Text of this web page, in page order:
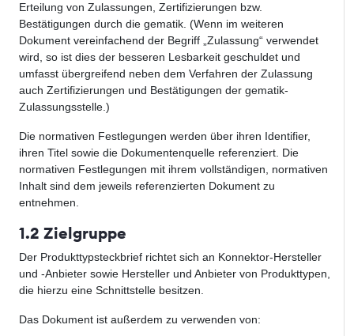
Erteilung von Zulassungen, Zertifizierungen bzw.
Bestätigungen durch die gematik. (Wenn im weiteren
Dokument vereinfachend der Begriff „Zulassung“ verwendet
wird, so ist dies der besseren Lesbarkeit geschuldet und
umfasst übergreifend neben dem Verfahren der Zulassung
auch Zertifizierungen und Bestätigungen der gematik-
Zulassungsstelle.)
Die normativen Festlegungen werden über ihren Identifier,
ihren Titel sowie die Dokumentenquelle referenziert. Die
normativen Festlegungen mit ihrem vollständigen, normativen
Inhalt sind dem jeweils referenzierten Dokument zu
entnehmen.
1.2 Zielgruppe
Der Produkttypsteckbrief richtet sich an Konnektor-Hersteller
und -Anbieter sowie Hersteller und Anbieter von Produkttypen,
die hierzu eine Schnittstelle besitzen.
Das Dokument ist außerdem zu verwenden von: